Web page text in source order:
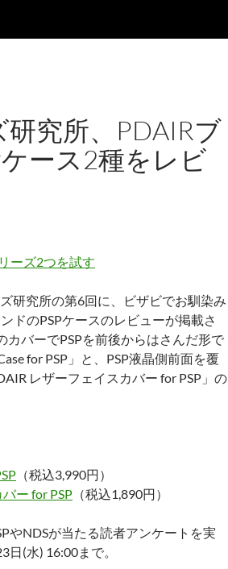
究所、PDAIRブ
ース2種をレビ
ーズ2つを試す
研究所の第6回に、ビザビでお馴染み
ドのPSPケースのレビューが掲載さ
カバーでPSPを前後からはさんだ形で
for PSP」と、PSP液晶側前面を覆
レザーフェイスカバー for PSP」の
（税込3,990円）
ー for PSP （税込1,890円）
やNDSが当たる読者アンケートを実
(水) 16:00まで。